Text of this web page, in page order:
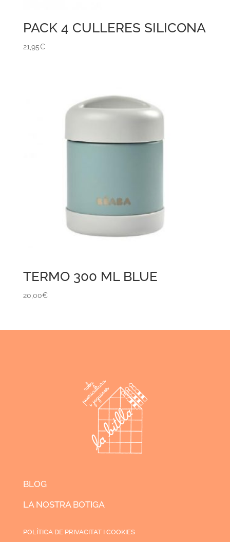
PACK 4 CULLERES SILICONA
21,95€
TERMO 300 ML BLUE
20,00€
BLOG
LA NOSTRA BOTIGA
POLÍTICA DE PRIVACITAT I COOKIES